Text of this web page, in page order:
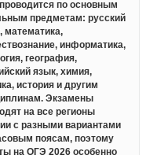
по основным
предметам: русский
математика,
информатика,
география,
язык, химия,
история и другим
Экзамены
на все регионы
с разными вариантами
поясам, поэтому
на ОГЭ 2026 особенно